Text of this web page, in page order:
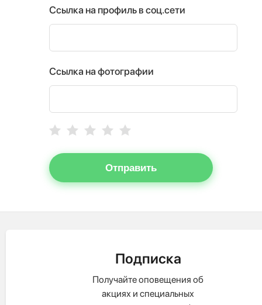
Ссылка на профиль в соц.сети
Ссылка на фотографии
Отправить
Подписка
Получайте оповещения об
акциях и специальных